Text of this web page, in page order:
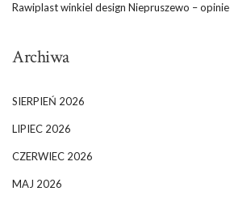
Rawiplast winkiel design Niepruszewo – opinie
Archiwa
SIERPIEŃ 2026
LIPIEC 2026
CZERWIEC 2026
MAJ 2026